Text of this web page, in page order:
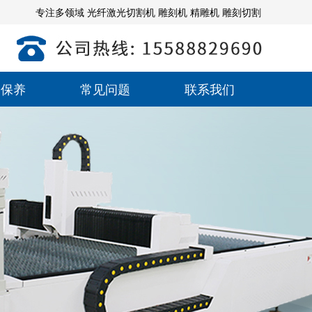
专注多领域 光纤激光切割机 雕刻机 精雕机 雕刻切割
养 常见问题 联系我们